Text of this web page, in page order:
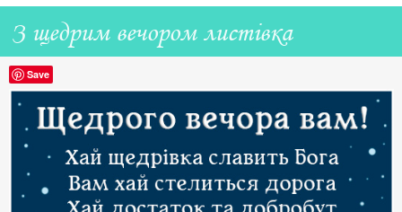
З щедрим вечором листівка
Save